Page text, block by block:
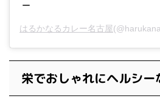
ー
はるかなるカレー名古屋
栄でおしゃれにヘルシー